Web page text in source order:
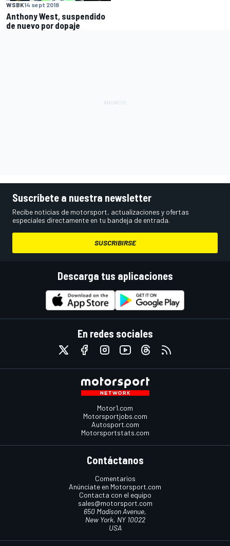
WSBK14 sept 2018
Anthony West, suspendido
de nuevo por dopaje
Suscríbete a nuestra newsletter
Recibe noticias de motorsport, actualizaciones y ofertas
especiales directamente en tu bandeja de entrada.
SUSCRIBIRSE
Descarga tus aplicaciones
En redes sociales
Motor1.com
Motorsportjobs.com
Autosport.com
Motorsportstats.com
Contáctanos
Comentarios
Anúnciate en Motorsport.com
Contacta con el equipo
sales@motorsport.com
650 Madison Avenue,
New York, NY 10022
USA